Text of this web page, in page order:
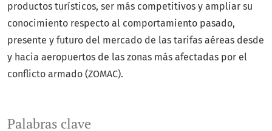
Palabras clave
productos turísticos, ser más competitivos y ampliar su
conocimiento respecto al comportamiento pasado,
presente y futuro del mercado de las tarifas aéreas desde
y hacia aeropuertos de las zonas más afectadas por el
conflicto armado (ZOMAC).